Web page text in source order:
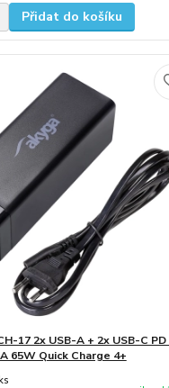
Přidat do košíku
17 2x USB-A + 2x USB-C PD
65W Quick Charge 4+